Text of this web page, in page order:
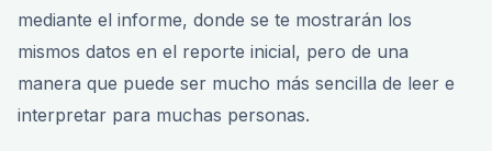
mediante el informe, donde se te mostrarán los
mismos datos en el reporte inicial, pero de una
manera que puede ser mucho más sencilla de leer e
interpretar para muchas personas.